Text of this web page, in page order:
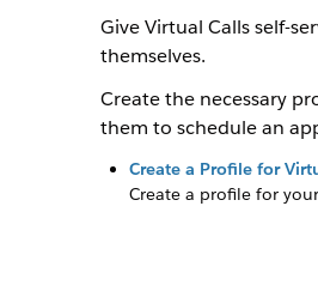
GiveVirtual Callsself-
themselves.
Create the necessary
them to schedule an
Create a Profile for
Create a profile for